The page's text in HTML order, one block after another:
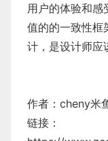
用户的体验和感
值的的一致性框
计，是设计师应
作者： cheny米
链接：